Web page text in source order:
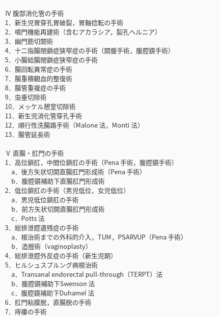
Ⅳ 腹部消化管の手術
1．新生児胃穿孔胃破裂，胃軸捻転の手術
2．噴門機能再建術（含むアカラシア，裂孔ヘルニア）
3．幽門筋切開術
4．十二指腸閉鎖症狭窄症の手術（開腹手術，腹腔鏡手術）
5．小腸結腸閉鎖症狭窄症の手術
6．腸回転異常症の手術
7．腸重積観血的整復術
8．腸管重複症の手術
9．虫垂切除術
10．メッケル憩室切除術
11．新生児消化管穿孔手術
12．順行性洗腸路手術（Malone 法，Monti 法）
13．腸管延長術
Ⅴ 直腸・肛門の手術
1．高位鎖肛，中間位鎖肛の手術（Pena 手術，腹腔鏡手術）
a．後方矢状切開直腸肛門形成術（Pena 手術）
b．腹腔鏡補助下直腸肛門形成術
2．低位鎖肛の手術（男児低位，女児低位）
a．男児低位鎖肛の手術
b．前方矢状切開直腸肛門形成術
c．Potts 法
3．総排泄腔遺残症の手術
a．根治術までの外科的介入，TUM，PSARVUP（Pena 手術）
b．造腟術（vaginoplasty）
4．総排泄腔外反症の手術（新生児期）
5．ヒルシュスプルング病根治術
a．Transanal endorectal pull-through（TERPT）法
b．腹腔鏡補助下Swenson 法
c．腹腔鏡補助下Duhamel 法
6．肛門粘膜脱，直腸脱の手術
7．痔瘻の手術